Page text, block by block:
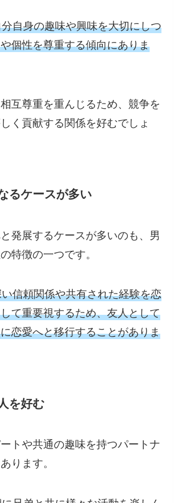
自身の趣味や興味を大切にしつ
個性を尊重する傾向にありま
互尊重を重んじるため、競争を
く貢献する関係を好むでしょ
るケースが多い
発展するケースが多いのも、男
特徴の一つです。
信頼関係や共有された経験を恋
て重要視するため、友人として
恋愛へと移行することがありま
を好む
トや共通の趣味を持つパートナ
ります。